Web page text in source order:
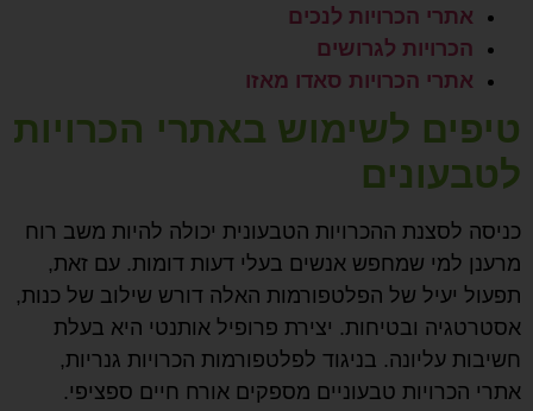
אתרי הכרויות לנכים
הכרויות לגרושים
אתרי הכרויות סאדו מאזו
טיפים לשימוש באתרי הכרויות
לטבעונים
כניסה לסצנת ההכרויות הטבעונית יכולה להיות משב רוח
מרענן למי שמחפש אנשים בעלי דעות דומות. עם זאת,
תפעול יעיל של הפלטפורמות האלה דורש שילוב של כנות,
אסטרטגיה ובטיחות. יצירת פרופיל אותנטי היא בעלת
חשיבות עליונה. בניגוד לפלטפורמות הכרויות גנריות,
אתרי הכרויות טבעוניים מספקים אורח חיים ספציפי.